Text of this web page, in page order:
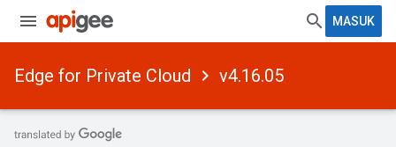
MASUK
Edge for Private Cloud v4.16.05